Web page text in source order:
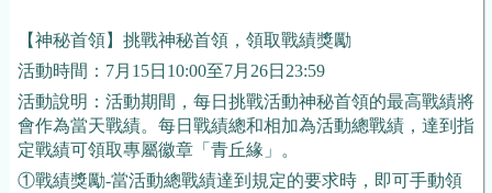
【神秘首領】挑戰神秘首領，領取戰績獎勵
活動時間：7月15日10:00至7月26日23:59
活動說明：活動期間，每日挑戰活動神秘首領的最高戰績將
會作為當天戰績。每日戰績總和相加為活動總戰績，達到指
定戰績可領取專屬徽章「青丘緣」。
①戰績獎勵-當活動總戰績達到規定的要求時，即可手動領